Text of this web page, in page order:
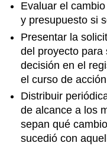
Evaluar el
y presupuesto si
Presentar la
del proyecto para
decisión en el
el curso de
Distribuir
de alcance a los
sepan qué
sucedió con